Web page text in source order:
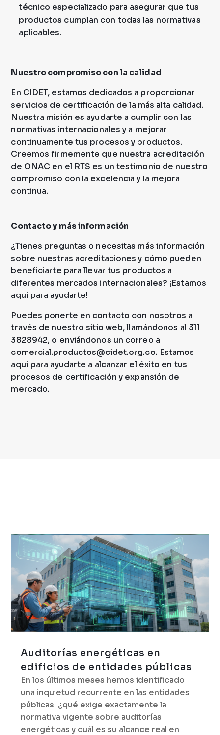
técnico especializado para asegurar que tus
productos cumplan con todas las normativas
aplicables.
Nuestro compromiso con la calidad
En CIDET, estamos dedicados a proporcionar
servicios de certificación de la más alta calidad.
Nuestra misión es ayudarte a cumplir con las
normativas internacionales y a mejorar
continuamente tus procesos y productos.
Creemos firmemente que nuestra acreditación
de ONAC en el RTS es un testimonio de nuestro
compromiso con la excelencia y la mejora
continua.
Contacto y más información
¿Tienes preguntas o necesitas más información
sobre nuestras acreditaciones y cómo pueden
beneficiarte para llevar tus productos a
diferentes mercados internacionales? ¡Estamos
aquí para ayudarte!
Puedes ponerte en contacto con nosotros a
través de nuestro sitio web, llamándonos al 311
3828942, o enviándonos un correo a
comercial.productos@cidet.org.co. Estamos
aquí para ayudarte a alcanzar el éxito en tus
procesos de certificación y expansión de
mercado.
Auditorías energéticas en
edificios de entidades públicas
En los últimos meses hemos identificado
una inquietud recurrente en las entidades
públicas: ¿qué exige exactamente la
normativa vigente sobre auditorías
energéticas y cuál es su alcance real en